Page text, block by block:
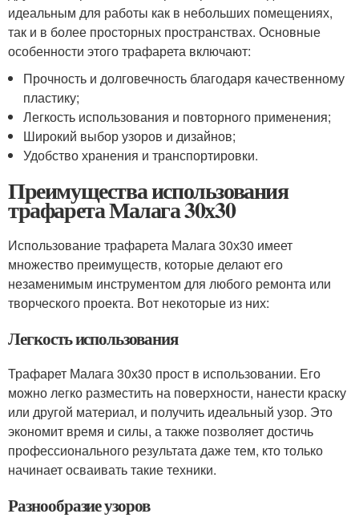
идеальным для работы как в небольших помещениях,
так и в более просторных пространствах. Основные
особенности этого трафарета включают:
Прочность и долговечность благодаря качественному
пластику;
Легкость использования и повторного применения;
Широкий выбор узоров и дизайнов;
Удобство хранения и транспортировки.
Преимущества использования
трафарета Малага 30х30
Использование трафарета Малага 30х30 имеет
множество преимуществ, которые делают его
незаменимым инструментом для любого ремонта или
творческого проекта. Вот некоторые из них:
Легкость использования
Трафарет Малага 30х30 прост в использовании. Его
можно легко разместить на поверхности, нанести краску
или другой материал, и получить идеальный узор. Это
экономит время и силы, а также позволяет достичь
профессионального результата даже тем, кто только
начинает осваивать такие техники.
Разнообразие узоров